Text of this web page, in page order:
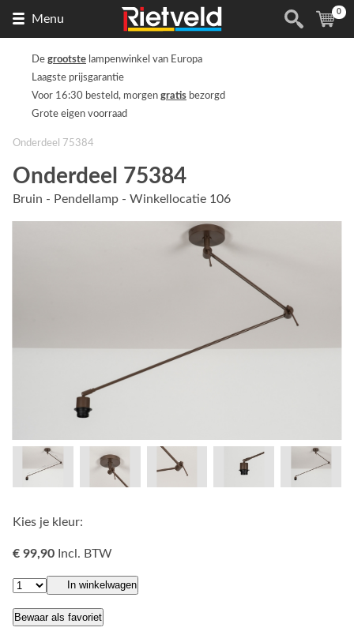
Menu
de
(
0
De grootste lampenwinkel van Europa
Laagste prijsgarantie
Voor 16:30 besteld, morgen gratis bezorgd
Grote eigen voorraad
Onderdeel 75384
Onderdeel 75384
Bruin - Pendellamp - Winkellocatie 106
Kies je kleur:
€ 99,90 Incl. BTW
In winkelwagen
Bewaar als favoriet